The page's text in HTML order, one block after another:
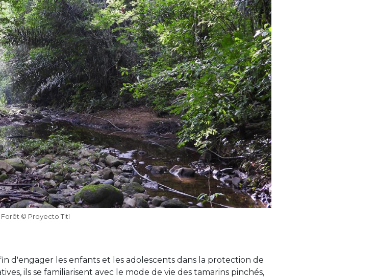
Forêt © Proyecto Tití
d'engager les enfants et les adolescents dans la protection de
ils se familiarisent avec le mode de vie des tamarins pinchés,